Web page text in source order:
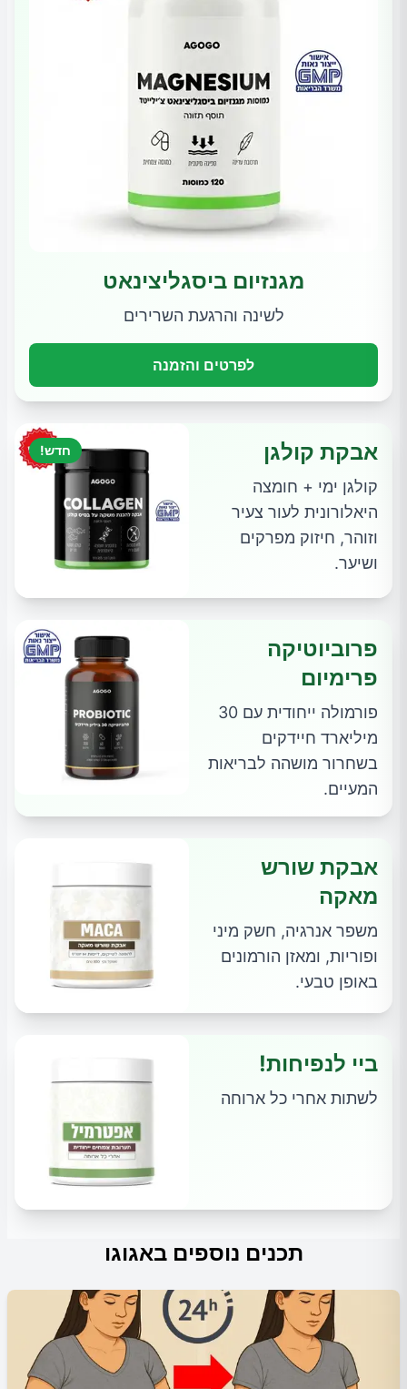
מגנזיום ביסגליצינאט
לשינה והרגעת השרירים
לפרטים והזמנה
חדש! אבקת קולגן
קולגן ימי + חומצה
היאלורונית לעור צעיר
וזוהר, חיזוק מפרקים
ושיער.
פרוביוטיקה
פרימיום
פורמולה ייחודית עם 30
מיליארד חיידקים
בשחרור מושהה לבריאות
המעיים.
אבקת שורש
מאקה
משפר אנרגיה, חשק מיני
ופוריות, ומאזן הורמונים
באופן טבעי.
ביי לנפיחות!
לשתות אחרי כל ארוחה
תכנים נוספים באגוגו